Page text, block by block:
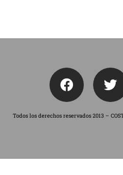
Todos los derechos reservados 2013 –